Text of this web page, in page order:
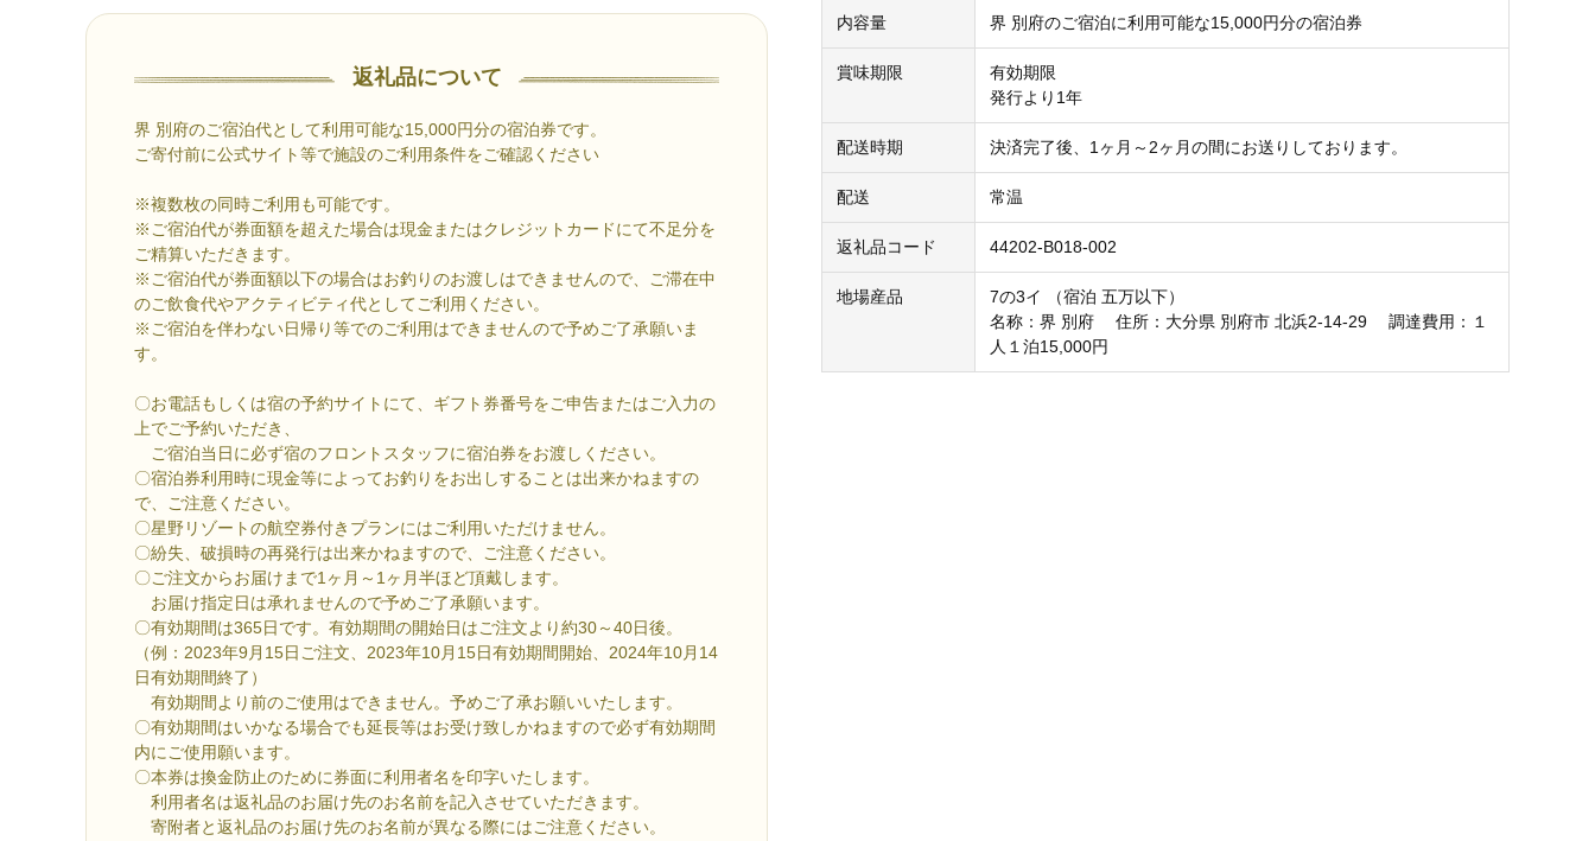
返礼品について
界 別府のご宿泊代として利用可能な15,000円分の宿泊券です。
ご寄付前に公式サイト等で施設のご利用条件をご確認ください
※複数枚の同時ご利用も可能です。
※ご宿泊代が券面額を超えた場合は現金またはクレジットカードにて不足分を
ご精算いただきます。
※ご宿泊代が券面額以下の場合はお釣りのお渡しはできませんので、ご滞在中
のご飲食代やアクティビティ代としてご利用ください。
※ご宿泊を伴わない日帰り等でのご利用はできませんので予めご了承願いま
す。
〇お電話もしくは宿の予約サイトにて、ギフト券番号をご申告またはご入力の
上でご予約いただき、
ご宿泊当日に必ず宿のフロントスタッフに宿泊券をお渡しください。
〇宿泊券利用時に現金等によってお釣りをお出しすることは出来かねますの
で、ご注意ください。
〇星野リゾートの航空券付きプランにはご利用いただけません。
〇紛失、破損時の再発行は出来かねますので、ご注意ください。
〇ご注文からお届けまで1ヶ月～1ヶ月半ほど頂戴します。
お届け指定日は承れませんので予めご了承願います。
〇有効期間は365日です。有効期間の開始日はご注文より約30～40日後。
（例：2023年9月15日ご注文、2023年10月15日有効期間開始、2024年10月14
日有効期間終了）
有効期間より前のご使用はできません。予めご了承お願いいたします。
〇有効期間はいかなる場合でも延長等はお受け致しかねますので必ず有効期間
内にご使用願います。
〇本券は換金防止のために券面に利用者名を印字いたします。
利用者名は返礼品のお届け先のお名前を記入させていただきます。
寄附者と返礼品のお届け先のお名前が異なる際にはご注意ください。
内容量 界 別府のご宿泊に利用可能な15,000円分の宿泊券
賞味期限
有効期限
発行より1年
配送時期 決済完了後、1ヶ月～2ヶ月の間にお送りしております。
配送 常温
返礼品コード 44202-B018-002
地場産品
7の3イ （宿泊 五万以下）
名称：界 別府 住所：大分県 別府市 北浜2-14-29 調達費用：１
人１泊15,000円